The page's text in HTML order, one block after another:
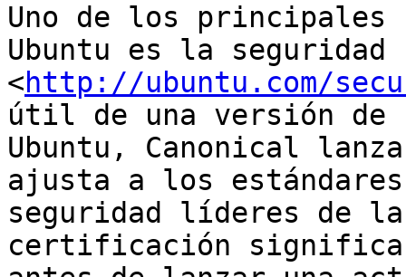
Uno de los
Ubuntu es la seguridad
<http://ubuntu.com/
útil de una versión de
Ubuntu, Canonical
ajusta a los
seguridad líderes de
certificación significa